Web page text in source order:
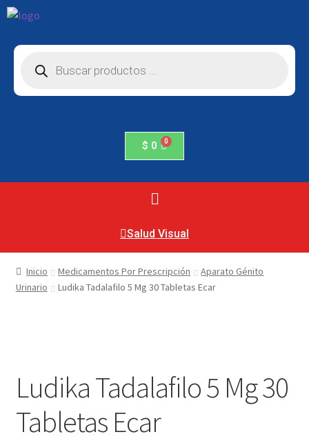
$ 0
Salud Visual
Inicio Medicamentos Por Prescripción
Aparato Génito
Urinario
Ludika Tadalafilo 5 Mg 30 Tabletas Ecar
Ludika Tadalafilo 5 Mg 30
Tabletas Ecar